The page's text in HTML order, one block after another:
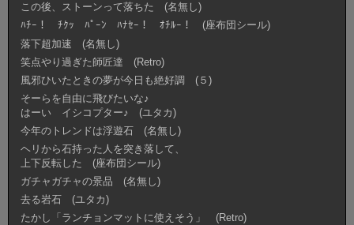
この後、ストーンって落ちた (名無し)
ﾊﾁｰ！ ﾁｸｯ ﾊﾟｰﾝ ﾊﾅｾｰ！ ｵﾁﾙｰ！ (座布団シール)
落下超加速 (名無し)
笑点やり過ぎた師匠達 (Retro)
風邪ひいたときの夢が今日も絶好調 (５)
そーらを自由に飛びたいな♪
はーい イシコプター♪ (ユタカ)
今年のトレンドは浮遊石 (名無し)
ヘリから石持った人を突き落して、
上下反転した (座布団シール)
ガチャガチャの景品 (名無し)
去る岩石 (ユタカ)
たかし「ランチョンマットに使えそう」 (Retro)